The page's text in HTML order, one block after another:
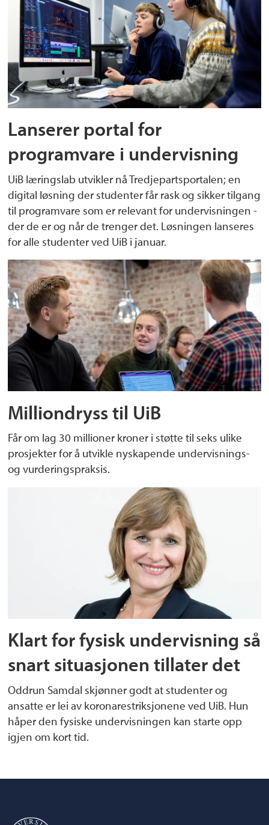
Lanserer portal for
programvare i undervisning
UiB læringslab utvikler nå Tredjepartsportalen; en
digital løsning der studenter får rask og sikker tilgang
til programvare som er relevant for undervisningen -
der de er og når de trenger det. Løsningen lanseres
for alle studenter ved UiB i januar.
Milliondryss til UiB
Får om lag 30 millioner kroner i støtte til seks ulike
prosjekter for å utvikle nyskapende undervisnings-
og vurderingspraksis.
Klart for fysisk undervisning så
snart situasjonen tillater det
Oddrun Samdal skjønner godt at studenter og
ansatte er lei av koronarestriksjonene ved UiB. Hun
håper den fysiske undervisningen kan starte opp
igjen om kort tid.